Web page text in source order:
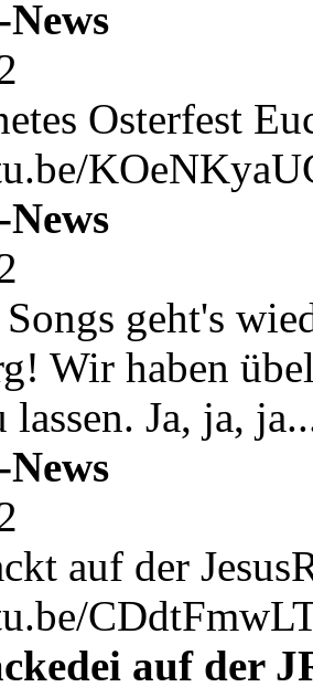
Osterfest
geht's
Wir haben
lassen. Ja, ja,
auf der
auf der